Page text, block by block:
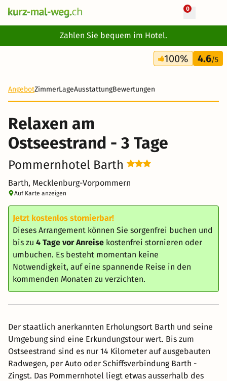
0
Zahlen Sie bequem im Hotel.
3 Tage
105 CHF
100% 4.6/5
AngebotZimmerLageAusstattungBewertungen
Relaxen am
Ostseestrand - 3 Tage
Pommernhotel Barth
Barth, Mecklenburg-Vorpommern
Auf Karte anzeigen
Jetzt kostenlos stornierbar!
Dieses Arrangement können Sie sorgenfrei buchen und
bis zu 4 Tage vor Anreise kostenfrei stornieren oder
umbuchen. Es besteht momentan keine
Notwendigkeit, auf eine spannende Reise in den
kommenden Monaten zu verzichten.
Der staatlich anerkannten Erholungsort Barth und seine
Umgebung sind eine Erkundungstour wert. Bis zum
Ostseestrand sind es nur 14 Kilometer auf ausgebauten
Radwegen, per Auto oder Schiffsverbindung Barth -
Zingst. Das Pommernhotel liegt etwas ausserhalb des